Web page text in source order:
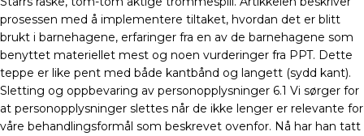
prosessen med å implementere tiltaket, hvordan det er blitt
brukt i barnehagene, erfaringer fra en av de barnehagene som
benyttet materiellet mest og noen vurderinger fra PPT. Dette
teppe er like pent med både kantbånd og langett (sydd kant).
Sletting og oppbevaring av personopplysninger 6.1 Vi sørger for
at personopplysninger slettes når de ikke lenger er relevante for
våre behandlingsformål som beskrevet ovenfor. Nå har han tatt